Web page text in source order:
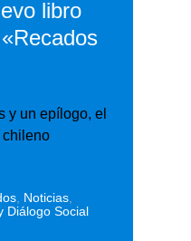
libro
y un epílogo, el
chileno
, Noticias,
Diálogo Social